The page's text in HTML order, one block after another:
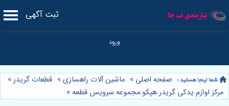
ثبت آگهی
صفحه اصلی » ماشین آلات راهسازی» قطعات گریدر»
مرکز لوازم يدكى گريدر هپكو:مجموعه سرویس قطعه»